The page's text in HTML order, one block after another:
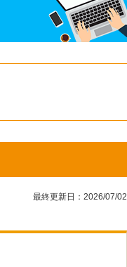
金 土
6 7
12 13 14
最終更新日：2026/07/02